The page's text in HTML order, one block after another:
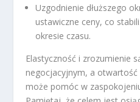
Uzgodnienie dłuższego
ustawiczne ceny, co
okresie czasu.
Elastyczność i zrozumienie
negocjacyjnym, a
może pomóc w